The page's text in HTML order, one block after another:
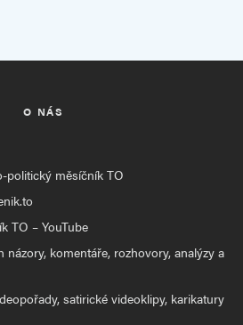
O NÁS
politický měsíčník TO
TO – YouTube
komentáře, rozhovory, analýzy a
satirické videoklipy, karikatury